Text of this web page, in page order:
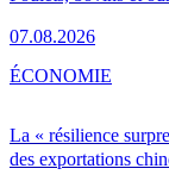
07.08.2026
La « résilience
des exportations
ÉCONOMIE